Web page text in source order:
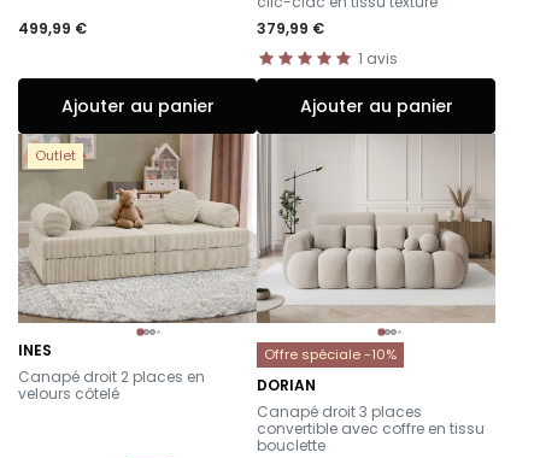
499,99 €
Ajouter au panier
379,99 €
1 avis
Ajouter au panier
Outlet
INES
-
Canapé droit 2 places en
velours côtelé
Offre spéciale -10%
DORIAN
-
Canapé droit 3 places
convertible avec coffre en tissu
bouclette